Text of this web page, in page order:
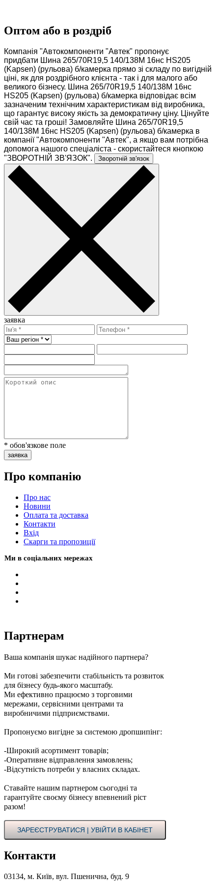
Оптом або в роздріб
Компанія "Автокомпоненти "Автек" пропонує
придбати Шина 265/70R19,5 140/138M 16нс HS205
(Kapsen) (рульова) б/камерка прямо зі складу по вигідній
ціні, як для роздрібного клієнта - так і для малого або
великого бізнесу. Шина 265/70R19,5 140/138M 16нс
HS205 (Kapsen) (рульова) б/камерка відповідає всім
зазначеним технічним характеристикам від виробника,
що гарантує високу якість за демократичну ціну. Цінуйте
свій час та гроші! Замовляйте Шина 265/70R19,5
140/138M 16нс HS205 (Kapsen) (рульова) б/камерка в
компанії "Автокомпоненти "Автек", а якщо вам потрібна
допомога нашого спеціаліста - скористайтеся кнопкою
"ЗВОРОТНІЙ ЗВ'ЯЗОК".
Зворотній зв'язок
заявка
* обов'язкове поле
заявка
Про компанію
Про нас
Новини
Оплата та доставка
Контакти
Вхiд
Скарги та пропозиції
Ми в соціальних мережах
Партнерам
Ваша компанія шукає надійного партнера?
Ми готові забезпечити стабільність та розвиток
для бізнесу будь-якого масштабу.
Ми ефективно працюємо з торговими
мережами, сервісними центрами та
виробничими підприємствами.
Пропонуємо вигідне за системою дропшипінг:
-Широкий асортимент товарів;
-Оперативне відправлення замовлень;
-Відсутність потреби у власних складах.
Ставайте нашим партнером сьогодні та
гарантуйте своєму бізнесу впевнений ріст
разом!
ЗАРЕЄСТРУВАТИСЯ | УВІЙТИ В КАБІНЕТ
Контакти
03134, м. Київ, вул. Пшенична, буд. 9